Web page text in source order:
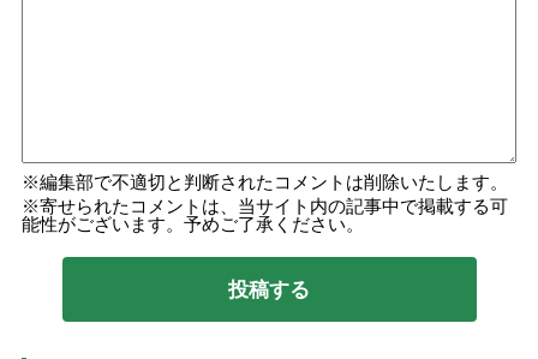
編集部で不適切と判断されたコメントは削除いたします。
寄せられたコメントは、当サイト内の記事中で掲載する可
能性がございます。予めご了承ください。